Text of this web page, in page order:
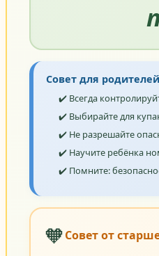
Совет для
✔️ Всегда
✔️ Выбирайте для
✔️ Не разрешайте
✔️ Научите ребёнка
✔️ Помните:
🧡Совет от